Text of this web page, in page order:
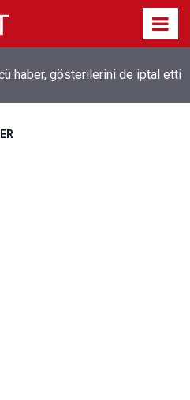
yıldız Mohamed Salah
Yarın geliyor